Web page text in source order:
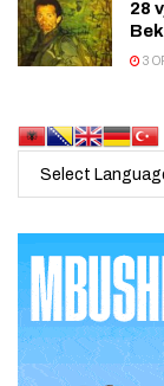
28
3